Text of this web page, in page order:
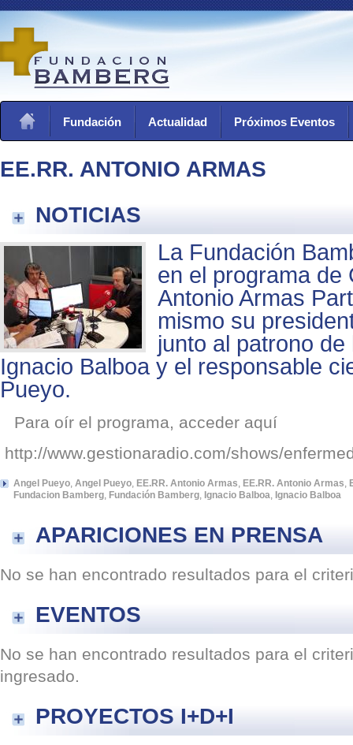
Fundación Actualidad Próximos Eventos
EE.RR. ANTONIO ARMAS
NOTICIAS
La Fundación
en el programa de
Antonio Armas
mismo su
junto al patrono
Ignacio Balboa y el responsable
Pueyo.
Para oír el programa, acceder aquí
http://www.gestionaradio.com/shows/
Angel Pueyo Angel Pueyo EE.RR. Antonio Armas EE.RR. Antonio Armas
Fundacion Bamberg Fundación Bamberg Ignacio Balboa Ignacio Balboa
APARICIONES EN PRENSA
No se han encontrado resultados para el
EVENTOS
No se han encontrado resultados para el
ingresado.
PROYECTOS I+D+I